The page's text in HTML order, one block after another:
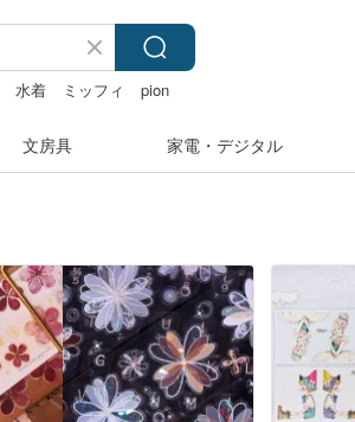
水着 ミッフィ
pion
文房具 家電・デジタル